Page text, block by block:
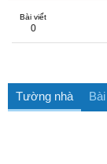
Bài viết
0
Tường nhà